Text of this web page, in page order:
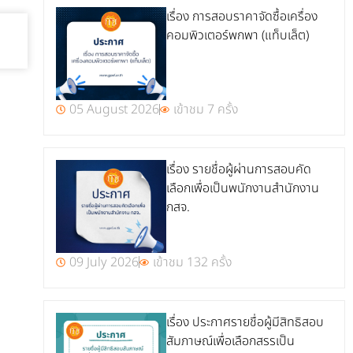
เรื่อง การสอบราคาจัดซื้อเครื่อง
คอมพิวเตอร์พกพา (แท็บเล็ต)
05 August 2026 เข้าชม 7 ครั้ง
เรื่อง รายชื่อผู้ผ่านการสอบคัด
เลือกเพื่อเป็นพนักงานสำนักงาน
กสจ.
09 July 2026 เข้าชม 132 ครั้ง
เรื่อง ประกาศรายชื่อผู้มีสิทธิสอบ
สัมภาษณ์เพื่อเลือกสรรเป็น